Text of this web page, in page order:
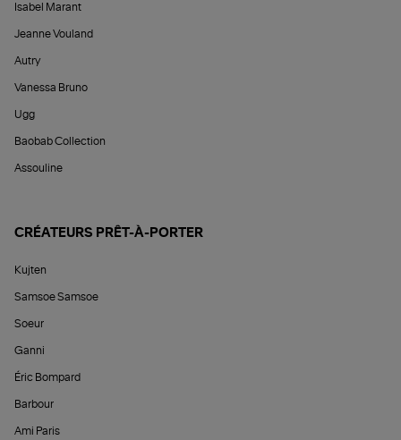
Isabel Marant
Jeanne Vouland
Autry
Vanessa Bruno
Ugg
Baobab Collection
Assouline
CRÉATEURS PRÊT-À-PORTER
Kujten
Samsoe Samsoe
Soeur
Ganni
Éric Bompard
Barbour
Ami Paris